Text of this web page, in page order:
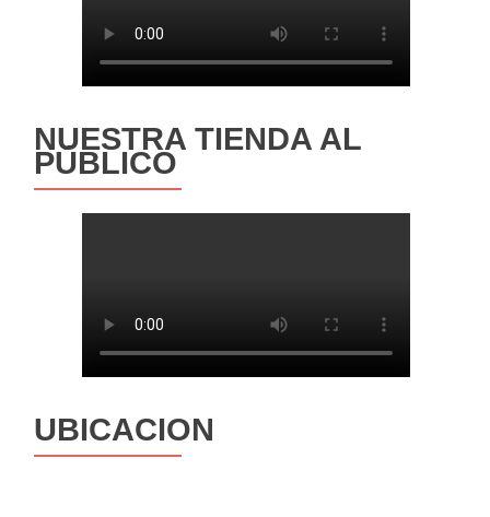
NUESTRA TIENDA AL
PÚBLICO
UBICACION